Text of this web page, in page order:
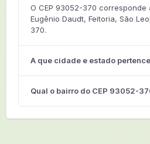
O CEP 93052-370 corresponde
Eugênio Daudt, Feitoria, São
370.
A que cidade e estado
Qual o bairro do CEP 93052-